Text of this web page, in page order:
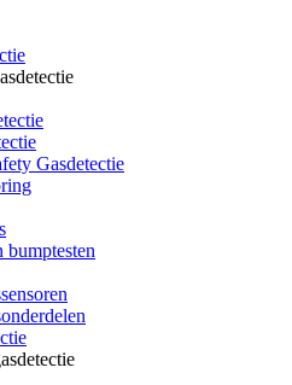
Gasdetectie
bumptesten